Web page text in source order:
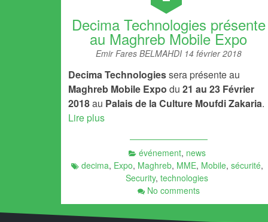
Decima Technologies présente
au Maghreb Mobile Expo
Emir Fares BELMAHDI 14 février 2018
Decima Technologiessera présente au
Maghreb Mobile Expo du 21 au 23 Février
2018au Palais de la Culture Moufdi Zakaria.
Lire plus
événement, news
decima, Expo, Maghreb, MME, Mobile, sécurité,
Security,technologies
No comments